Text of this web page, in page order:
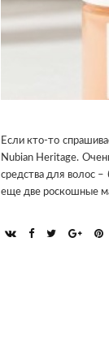
Если кто-то
Nubian Heritage.
средства для волос
еще две роскошные